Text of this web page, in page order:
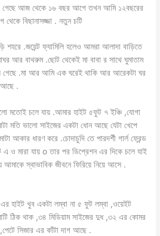
গেছে আজ থেকে ১৬ বছর আগে তখন আমি ১২বছরের
বিছানাসজ্জা . নতুন চটি
শহরে .জয়েন্ট ফ্যামিলি হলেও আমরা আলাদা বাড়িতে
আর বাথরুম .ছোট থেকেই মা বাবা র সাথে ঘুমাতাম
গেছে .মা আর আমি এক ঘরেই থাকি আর আরেকটা ঘর
আছে .
মতোই চলে যায় .আমার হাইট ৫ফুট ৭ ইঞ্চি ,যোগা
মতি ভালো সাইজের একটা ধোন আছে যেটা খেপে
আকার ধারণ করে .চোদাচুদি তে পারদর্শী গার্ল ফ্রেন্ড
এ ও মারা যায় o তার পর ডিপ্রেশন এর দিকে চলে যাই
স্বাভাবিক জীবনে ফিরিয়ে নিয়ে আসে .
হাইট খুব একটা লম্বা না ৫ ফুট লম্বা ,ওয়েইট
ঠিক থাক ,৩৪ মিডিয়াম সাইজের দুধ ,৩২ এর কোমর
সিজার এর কাঁটা দাগ আছে .